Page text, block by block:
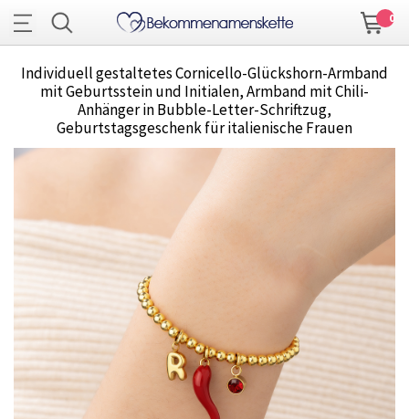
0
Individuell gestaltetes Cornicello-Glückshorn-Armband
mit Geburtsstein und Initialen, Armband mit Chili-
Anhänger in Bubble-Letter-Schriftzug,
Geburtstagsgeschenk für italienische Frauen